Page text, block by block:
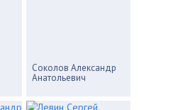
Соколов Александр
Анатольевич